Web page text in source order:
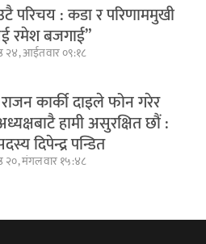
परिचय : कडा र परिणाममुखी
रमेश बजगाई”
२४, आईतवार ०९:१८
कार्की दाइले फोन गरेर
हामी असुरक्षित छौं :
दिपेन्द्र पन्डित
२०, मंगलवार १५:४८